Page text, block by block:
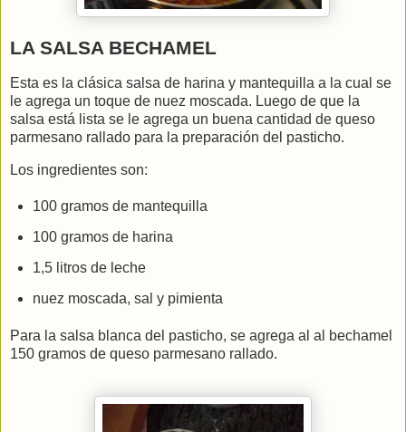
LA SALSA BECHAMEL
Esta es la clásica salsa de harina y mantequilla a la cual se
le agrega un toque de nuez moscada. Luego de que la
salsa está lista se le agrega un buena cantidad de queso
parmesano rallado para la preparación del pasticho.
Los ingredientes son:
100 gramos de mantequilla
100 gramos de harina
1,5 litros de leche
nuez moscada, sal y pimienta
Para la salsa blanca del pasticho, se agrega al al bechamel
150 gramos de queso parmesano rallado.